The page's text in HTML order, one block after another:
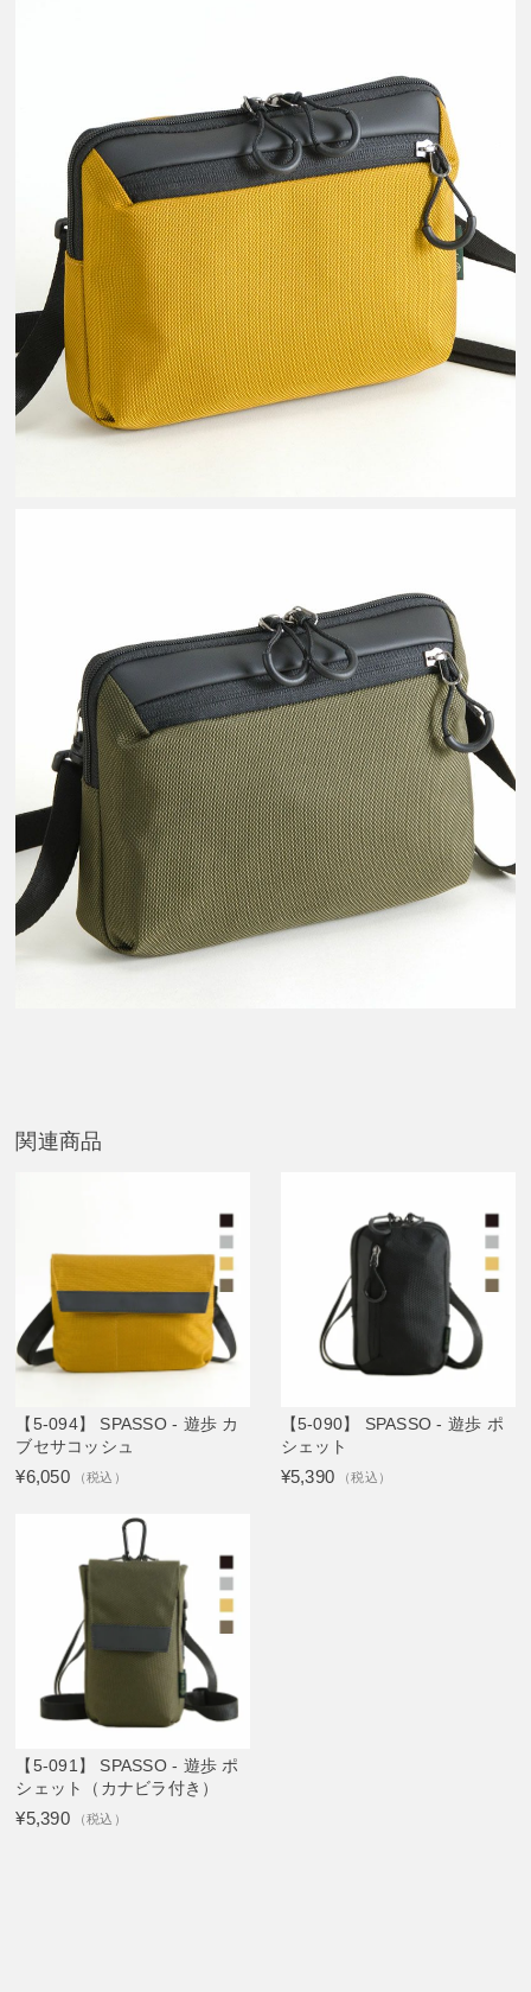
関連商品
【5-094】 SPASSO - 遊歩 カ
ブセサコッシュ
¥6,050 （税込）
【5-090】 SPASSO - 遊歩 ポ
シェット
¥5,390 （税込）
【5-091】 SPASSO - 遊歩 ポ
シェット（カナビラ付き）
¥5,390 （税込）